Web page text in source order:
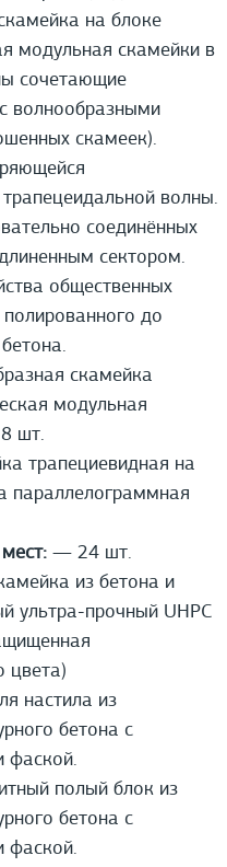
на блоке
модульная скамейки в
сочетающие
волнообразными
скамеек).
волны.
соединённых
сектором.
общественных
до
скамейка
модульная
шт.
трапециевидная на
— 24 шт.
из бетона и
ультра-прочный UHPС
цвета)
настила из
бетона с
фаской.
полый блок из
бетона с
фаской.